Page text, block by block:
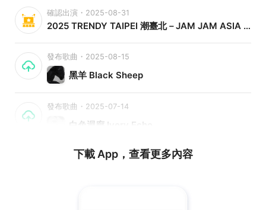
2010年12月10日，發行演唱會同名單曲《一起飛行吧》。
2011年春，與松山機場合作飛安單曲《Fly To The Sky》。
2012年夏，生命樹年度街頭巡演《樂光》。
2014年夏，《植光計画》啟動。
2014年12月26日，首張全創作製作專輯《我們都不完美》
正式發行。
2015年春，年度巡演《植光計画》展開。
2016年06月30日，發行 Youtube 限定單曲《漂流星球》。
2019年04月30日，發行「微光少年」啟程單曲《Knock
2019年12月06日，發行「微光少年」絕境中的生之歌《人間
確認出演・2025-08-31
2025 TRENDY TAIPEI 潮臺北－JAM JAM ASIA 亞洲音樂節 - 8/31
發布歌曲・2025-08-15
黑羊 Black Sheep
發布歌曲・2025-07-14
白色迴廊 Ivory Echo
下載 App，查看更多內容